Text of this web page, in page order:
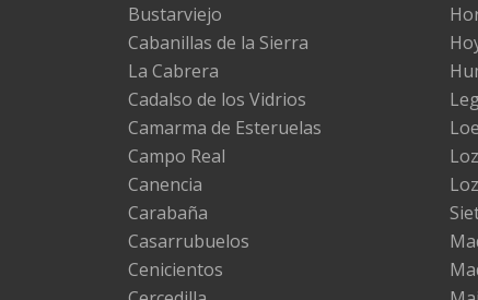
Bustarviejo
Cabanillas de la Sierra
La Cabrera
Cadalso de los Vidrios
Camarma de Esteruelas
Campo Real
Canencia
Carabaña
Casarrubuelos
Cenicientos